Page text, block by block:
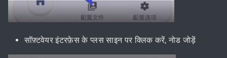
सॉफ़्टवेयर इंटरफ़ेस के प्लस साइन पर क्लिक करें, नोड जोड़ें